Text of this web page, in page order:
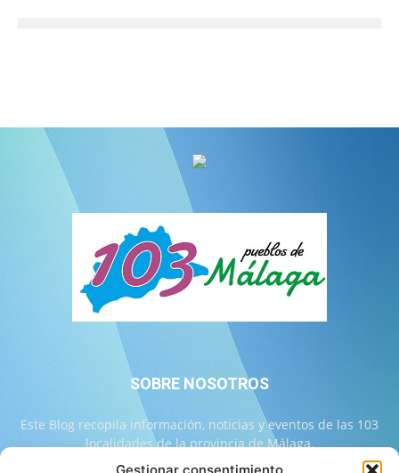
SOBRE NOSOTROS
Este Blog recopila información, noticias y eventos de las 103
localidades de la provincia de Málaga.